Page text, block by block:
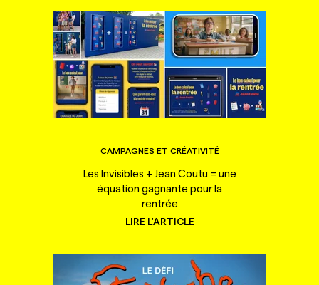
CAMPAGNES ET CRÉATIVITÉ
Les Invisibles + Jean Coutu = une
équation gagnante pour la
rentrée
LIRE L'ARTICLE